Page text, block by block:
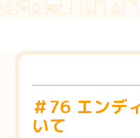
＃76 エンデ
いて